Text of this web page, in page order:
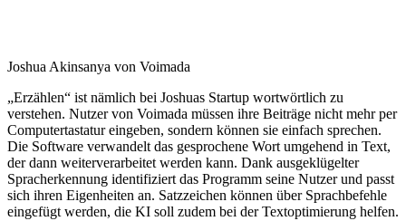
Joshua Akinsanya von Voimada
„Erzählen“ ist nämlich bei Joshuas Startup wortwörtlich zu
verstehen. Nutzer von Voimada müssen ihre Beiträge nicht mehr per
Computertastatur eingeben, sondern können sie einfach sprechen.
Die Software verwandelt das gesprochene Wort umgehend in Text,
der dann weiterverarbeitet werden kann. Dank ausgeklügelter
Spracherkennung identifiziert das Programm seine Nutzer und passt
sich ihren Eigenheiten an. Satzzeichen können über Sprachbefehle
eingefügt werden, die KI soll zudem bei der Textoptimierung helfen.